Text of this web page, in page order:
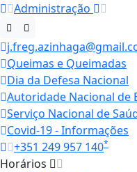
Administração
Queimas e Queimadas
Dia da Defesa Nacional
Autoridade Nacional de
Serviço Nacional de
Covid-19 - Informações
+351 249 957 140*
Horários